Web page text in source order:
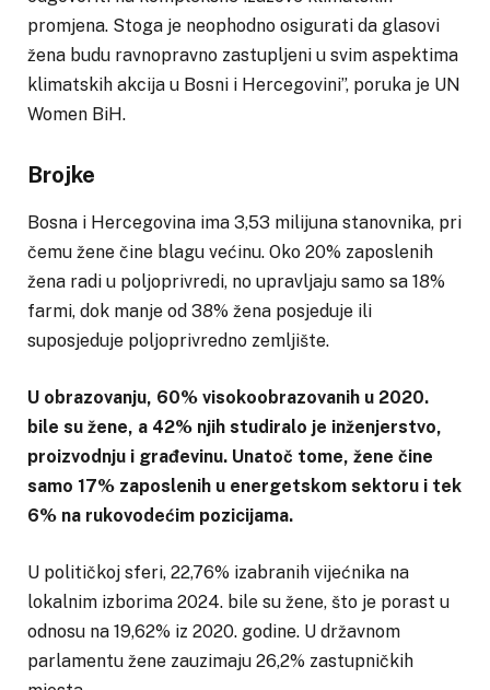
promjena. Stoga je neophodno osigurati da glasovi
žena budu ravnopravno zastupljeni u svim aspektima
klimatskih akcija u Bosni i Hercegovini”, poruka je UN
Women BiH.
Brojke
Bosna i Hercegovina ima 3,53 milijuna stanovnika, pri
čemu žene čine blagu većinu. Oko 20% zaposlenih
žena radi u poljoprivredi, no upravljaju samo sa 18%
farmi, dok manje od 38% žena posjeduje ili
suposjeduje poljoprivredno zemljište.
U obrazovanju, 60% visokoobrazovanih u 2020.
bile su žene, a 42% njih studiralo je inženjerstvo,
proizvodnju i građevinu. Unatoč tome, žene čine
samo 17% zaposlenih u energetskom sektoru i tek
6% na rukovodećim pozicijama.
U političkoj sferi, 22,76% izabranih vijećnika na
lokalnim izborima 2024. bile su žene, što je porast u
odnosu na 19,62% iz 2020. godine. U državnom
parlamentu žene zauzimaju 26,2% zastupničkih